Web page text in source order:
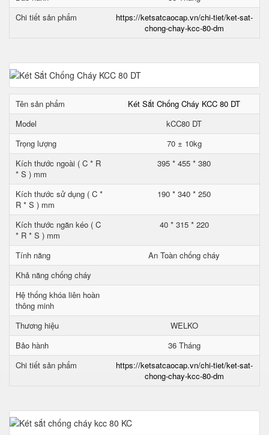
Chi tiết sản phẩm
https://ketsatcaocap.vn/chi-tiet/ket-sat-
chong-chay-kcc-80-dm
Tên sản phẩm
Két Sắt Chống Cháy KCC 80 DT
Model
kCC80 DT
Trọng lượng
70 ± 10kg
Kích thước ngoài ( C * R
* S ) mm
395 * 455 * 380
Kích thước sử dụng ( C *
R * S ) mm
190 * 340 * 250
Kích thước ngăn kéo ( C
* R * S ) mm
40 * 315 * 220
Tính năng
An Toàn chống cháy
Khả năng chống cháy
Hệ thống khóa liên hoàn
thông minh
Thương hiệu
WELKO
Bảo hành
36 Tháng
Chi tiết sản phẩm
https://ketsatcaocap.vn/chi-tiet/ket-sat-
chong-chay-kcc-80-dm